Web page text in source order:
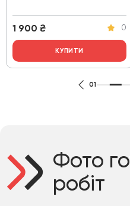
1 900 ₴ 0
КУПИТИ
01
Фото
робіт